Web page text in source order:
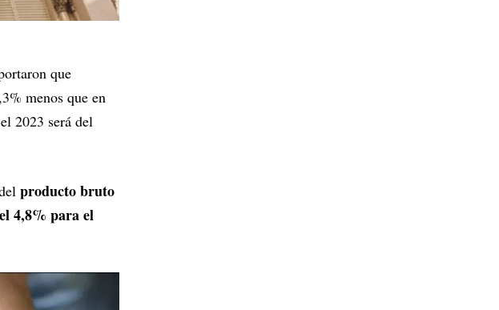
que
menos que en
2023 será del
producto bruto
4,8% para el